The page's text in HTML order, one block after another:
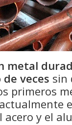
metal
veces sin
primeros
acero y el